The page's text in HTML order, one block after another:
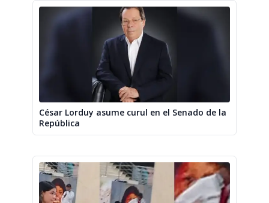
César Lorduy asume curul en el Senado de la
República